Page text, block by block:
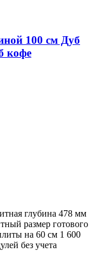
100 см Дуб
кофе
глубина 478 мм
размер готового
на 60 см 1 600
без учета